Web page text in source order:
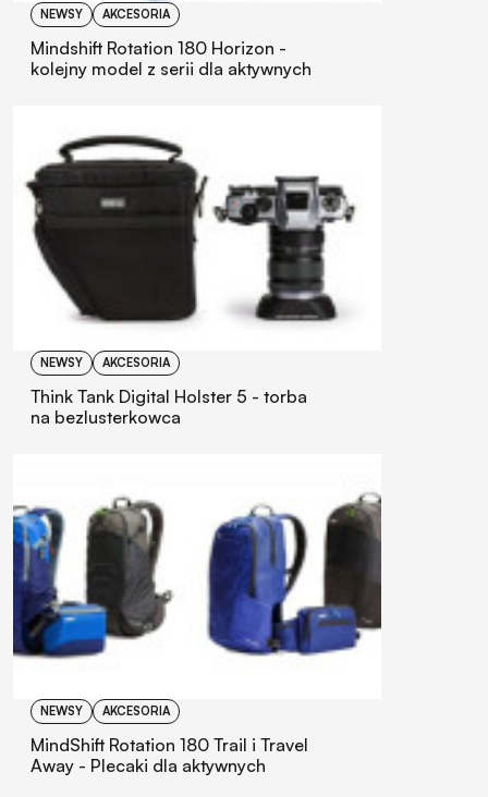
NEWSY AKCESORIA
Mindshift Rotation 180 Horizon -
kolejny model z serii dla aktywnych
NEWSY AKCESORIA
Think Tank Digital Holster 5 - torba
na bezlusterkowca
NEWSY AKCESORIA
MindShift Rotation 180 Trail i Travel
Away - Plecaki dla aktywnych